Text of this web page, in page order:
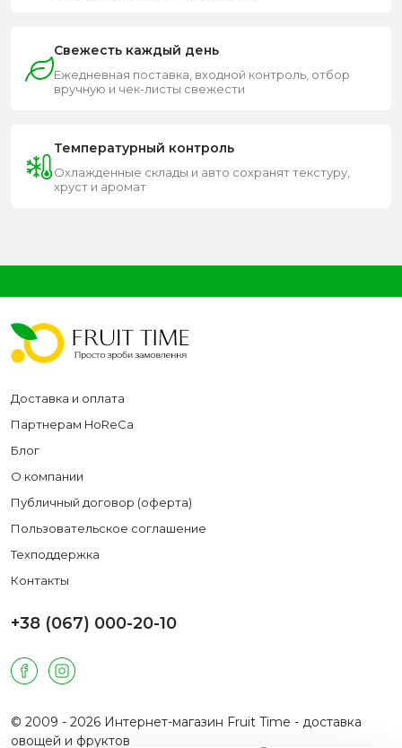
Свежесть каждый день
Ежедневная поставка, входной контроль, отбор
вручную и чек-листы свежести
Температурный контроль
Охлажденные склады и авто сохранят текстуру,
хруст и аромат
Доставка и оплата
Партнерам HoReCa
Блог
О компании
Публичный договор (оферта)
Пользовательское соглашение
Техподдержка
Контакты
+38 (067) 000-20-10
© 2009 - 2026 Интернет-магазин Fruit Time - доставка
овощей и фруктов